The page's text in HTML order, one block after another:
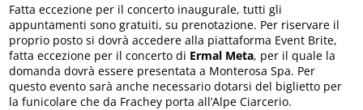
Fatta eccezione per il concerto inaugurale, tutti gli
appuntamenti sono gratuiti, su prenotazione. Per riservare il
proprio posto si dovrà accedere alla piattaforma Event Brite,
fatta eccezione per il concerto di Ermal Meta, per il quale la
domanda dovrà essere presentata a Monterosa Spa. Per
questo evento sarà anche necessario dotarsi del biglietto per
la funicolare che da Frachey porta all’Alpe Ciarcerio.